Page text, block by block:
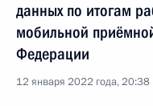
данных по итогам
мобильной
Федерации
12 января 2022 года, 20:38